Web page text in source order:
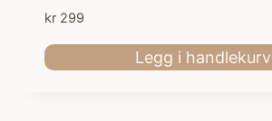
kr299
Legg i handlekurv